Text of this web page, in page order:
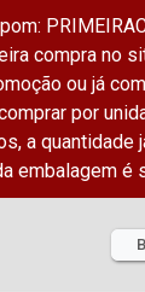
compra no
ou já
por
a quantidade
embalagem é